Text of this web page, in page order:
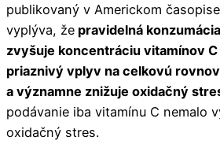
publikovaný v Americkom
vyplýva, že pravidelná
zvyšuje koncentráciu vitamínov C
priaznivý vplyv na celkovú
a významne znižuje oxidačný
podávanie iba vitamínu C nemalo
oxidačný stres.